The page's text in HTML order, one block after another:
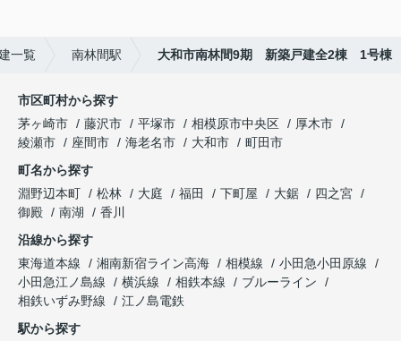
一覧 南林間駅 大和市南林間9期 新築戸建全2棟 1号棟
市区町村から探す
茅ヶ崎市
藤沢市 平塚市 相模原市中央区
厚木市
綾瀬市
座間市 海老名市 大和市
町田市
町名から探す
淵野辺本町
松林 大庭 福田 下町屋 大鋸
四之宮
御殿
南湖
香川
沿線から探す
東海道本線
湘南新宿ライン高海 相模線
小田急小田原線
小田急江ノ島線
横浜線 相鉄本線
ブルーライン
相鉄いずみ野線
江ノ島電鉄
駅から探す